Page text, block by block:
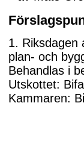
1. Riksdagen
plan- och
Behandlas i
Utskottet: Bifall
Kammaren: